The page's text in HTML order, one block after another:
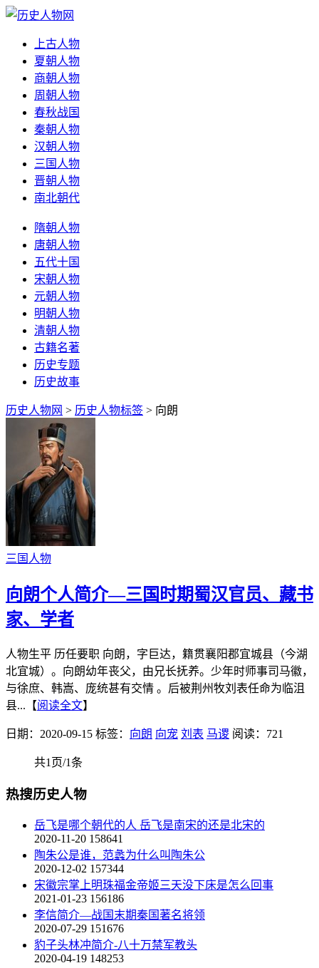
上古人物
夏朝人物
商朝人物
周朝人物
春秋战国
秦朝人物
汉朝人物
三国人物
晋朝人物
南北朝代
隋朝人物
唐朝人物
五代十国
宋朝人物
元朝人物
明朝人物
清朝人物
古籍名著
历史专题
历史故事
历史人物网 > 历史人物标签 > 向朗
三国人物
向朗个人简介—三国时期蜀汉官员、藏书
家、学者
人物生平 历任要职 向朗，字巨达，籍贯襄阳郡宜城县（今湖
北宜城）。向朗幼年丧父，由兄长抚养。少年时师事司马徽，
与徐庶、韩嵩、庞统甚有交情 。后被荆州牧刘表任命为临沮
县...【阅读全文】
日期：2020-09-15 标签： 向朗 向宠 刘表 马谡 阅读：721
共1页/1条
热搜历史人物
岳飞是哪个朝代的人 岳飞是南宋的还是北宋的
2020-11-20 158641
陶朱公是谁，范蠡为什么叫陶朱公
2020-12-02 157344
宋徽宗掌上明珠福金帝姬三天没下床是怎么回事
2021-01-23 156186
李信简介—战国末期秦国著名将领
2020-07-29 151676
豹子头林冲简介-八十万禁军教头
2020-04-19 148253